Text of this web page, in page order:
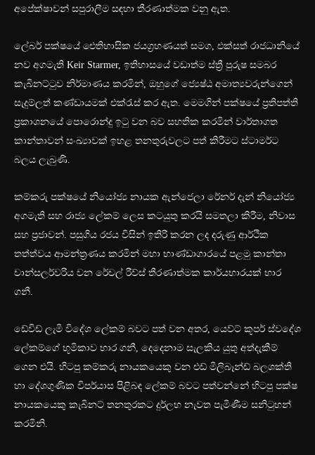
අපේක්ෂාවන් සපුරාලීම සඳහා තීරණාත්මක වනු ඇත.
ලේබර් පක්ෂයේ ඓතිහාසික ජයග්‍රහණයත් සමග, එක්සත් රාජධානියේ
නව අගමැති Keir Starmer, ඉතිහාසයේ වඩාත්ම ස්ත්‍රී පුරුෂ සමබර
කැබිනට්ටුව නිර්මාණය කරමින්, ඔහුගේ ජ්‍යෙෂ්ඨ අමාත්‍යවරුන්ගෙන්
සැදුම්ලත් කණ්ඩායමක් එක්රැස් කර ඇත. මෙමගින් පක්ෂයේ ප්‍රතිපත්ති
ප්‍රකාශනයේ පොරොන්දු ඉටු වන බව සහතික කරමින් වාර්තාගත
කාන්තාවන් සංඛ්‍යාවක් ඉහළ තනතුරුවලට පත් කිරීමට ස්ටාමර්ට
බලය ලැබුණි.
කම්කරු පක්ෂයේ නියෝජ්‍ය නායක ඇන්ජෙලා රේනර් දැන් නියෝජ්‍ය
අගමැති සහ රාජ්‍ය ලේකම් ලෙස කටයුතු කරයි සමතලා කිරීම, නිවාස
සහ ප්‍රජාවන්. පසුගිය රජය විසින් ඉතිරි කරන ලද දරුණු ආර්ථික
තත්ත්වය ආමන්ත්‍රණය කරමින් මහා භාණ්ඩාගාරයේ පළමු කාන්තා
චාන්සලර්වරිය වන රේචල් රීව්ස් තීරණාත්මක කාර්යභාරයක් භාර
ගනී.
ඩේවිඩ් ලැමි විදේශ ලේකම් බවට පත් වන අතර, යෙව්ට් කූපර් ස්වදේශ
ලේකම්ගේ භූමිකාව භාර ගනී, දෙදෙනාම සැලකිය යුතු අත්දැකීම්
ගෙන එයි. හිටපු කම්කරු නායකයෙකු වන එඩ් මිලිබෑන්ඩ් බලශක්ති
හා දේශගුණික විපර්යාස පිළිබඳ ලේකම් බවට පත්වන්නේ හිටපු පක්ෂ
නායකයෙකු කැබිනට් තනතුරකට දුර්ලභ නැවත පැමිණීම සනිටුහන්
කරමිනි.